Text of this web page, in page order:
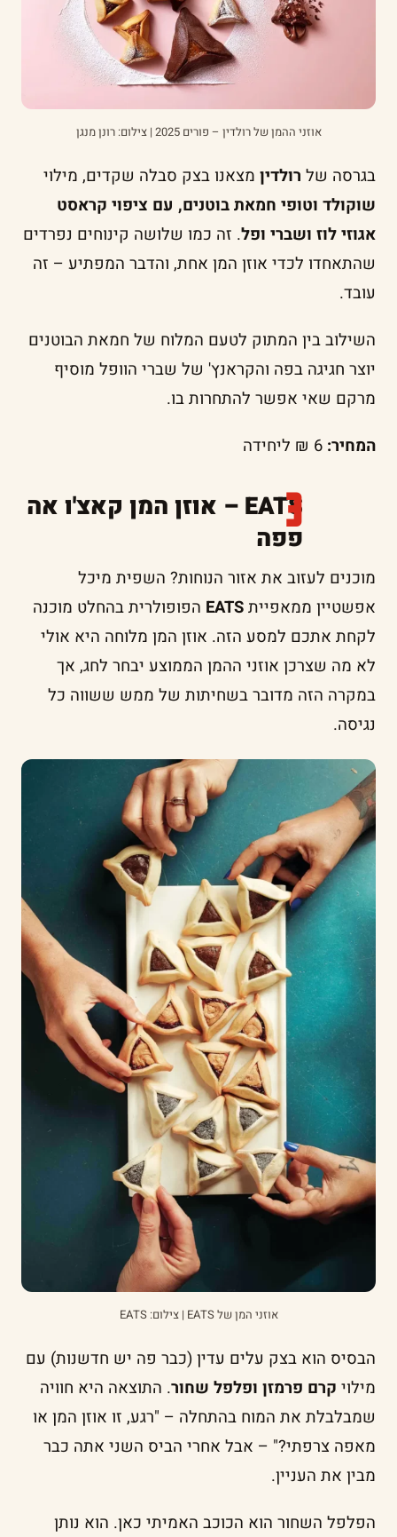
אוזני ההמן של רולדין – פורים 2025 | צילום: רונן מנגן
בגרסה של רולדין מצאנו בצק סבלה שקדים, מילוי
שוקולד וטופי חמאת בוטנים, עם ציפוי קראסט
אגוזי לוז ושברי ופל. זה כמו שלושה קינוחים נפרדים
שהתאחדו לכדי אוזן המן אחת, והדבר המפתיע – זה
עובד.
השילוב בין המתוק לטעם המלוח של חמאת הבוטנים
יוצר חגיגה בפה והקראנץ' של שברי הוופל מוסיף
מרקם שאי אפשר להתחרות בו.
המחיר:
EATS – אוזן המן קאצ'ו אה
פפה
מוכנים לעזוב את אזור הנוחות? השפית מיכל
אפשטיין ממאפייתEATS הפופולרית בהחלט מוכנה
לקחת אתכם למסע הזה. אוזן המן מלוחה היא אולי
לא מה שצרכן אוזני ההמן הממוצע יבחר לחג, אך
במקרה הזה מדובר בשחיתות של ממש ששווה כל
נגיסה.
אוזני המן של EATS | צילום: EATS
הבסיס הוא בצק עלים עדין (כבר פה יש חדשנות) עם
מילוי קרם פרמזן ופלפל שחור. התוצאה היא חוויה
שמבלבלת את המוח בהתחלה – "רגע, זו אוזן המן או
מאפה צרפתי?" – אבל אחרי הביס השני אתה כבר
מבין את העניין.
הפלפל השחור הוא הכוכב האמיתי כאן. הוא נותן